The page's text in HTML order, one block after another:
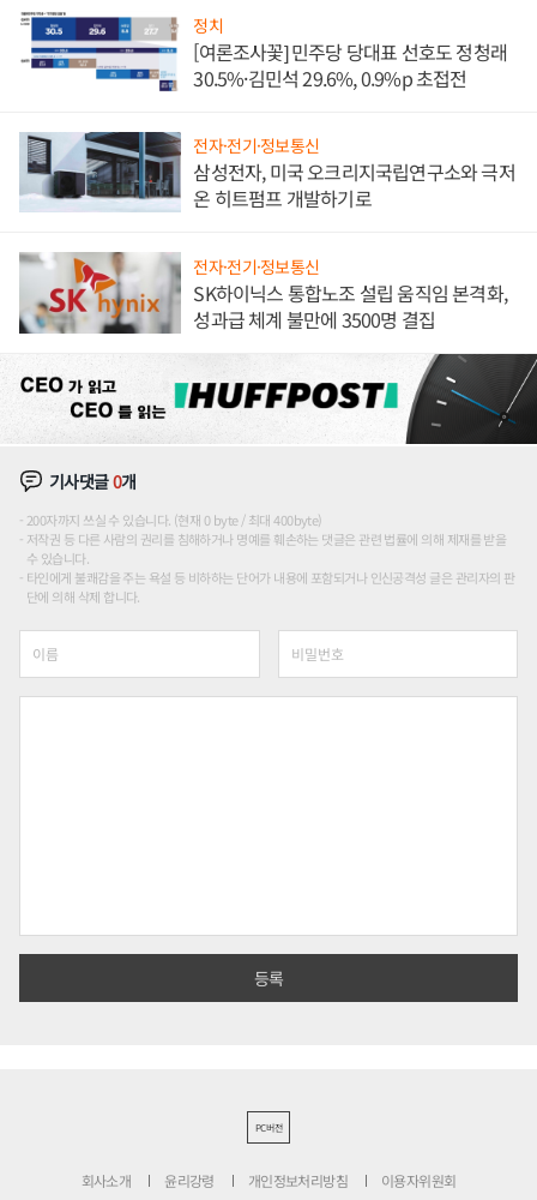
정치
[여론조사꽃] 민주당 당대표 선호도 정청래
30.5%·김민석 29.6%, 0.9%p 초접전
전자·전기·정보통신
삼성전자, 미국 오크리지국립연구소와 극저
온 히트펌프 개발하기로
전자·전기·정보통신
SK하이닉스 통합노조 설립 움직임 본격화,
성과급 체계 불만에 3500명 결집
기사댓글0개
200자까지 쓰실 수 있습니다. (현재 0 byte / 최대 400byte)
저작권 등 다른 사람의 권리를 침해하거나 명예를 훼손하는 댓글은 관련 법률에 의해 제재를 받을
수 있습니다.
타인에게 불쾌감을 주는 욕설 등 비하하는 단어가 내용에 포함되거나 인신공격성 글은 관리자의 판
단에 의해 삭제 합니다.
PC버전
회사소개 윤리강령 개인정보처리방침 이용자위원회